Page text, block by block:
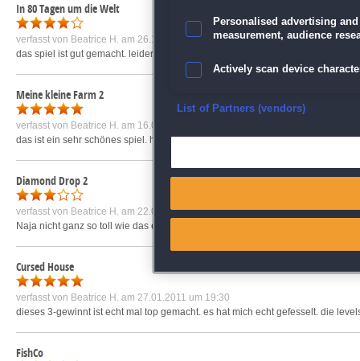
In 80 Tagen um die Welt
verfasst von Beatrice H. am 26.12.2008 um 16:29
das spiel ist gut gemacht. leider komm ich ab level 78 nicht weiter :-(
Meine kleine Farm 2
verfasst von Beatrice H. am 16.03.2009 um 11:44
das ist ein sehr schönes spiel. hier hatte ich mal richtig spaß am spielen.
Diamond Drop 2
verfasst von Beatrice H. am 22.03.2010 um 19:29
Naja nicht ganz so toll wie das erste. aber trotzdem knfflig und spielenswert.
Cursed House
verfasst von Beatrice H. am 27.01.2011 um 19:30
dieses 3-gewinnt ist echt mal top gemacht. es hat mich echt gefesselt. die
FishCo
Personalised advertising
measurement, audience
Actively scan device
Ensure security, prevent
Save and communicate
List of Partners (vendors)